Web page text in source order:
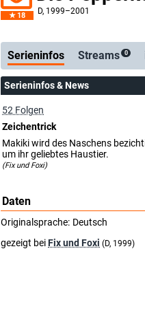
18 D, 1999–2001
Serienticker
Serieninfos Streams 0
Serieninfos & News
52 Folgen
Zeichentrick
Makiki wird des Naschens
um ihr geliebtes Haustier.
(Fix und Foxi)
Daten
Originalsprache: Deutsch
gezeigt beiFix und Foxi (D, 1999)